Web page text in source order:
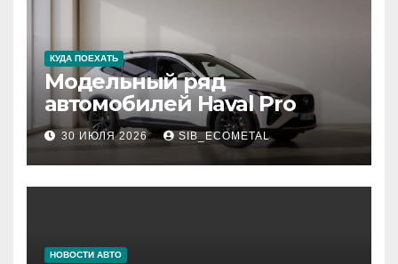
КУДА ПОЕХАТЬ
Модельный ряд
автомобилей Haval Pro
30 ИЮЛЯ 2026 SIB_ECOMETAL
НОВОСТИ АВТО